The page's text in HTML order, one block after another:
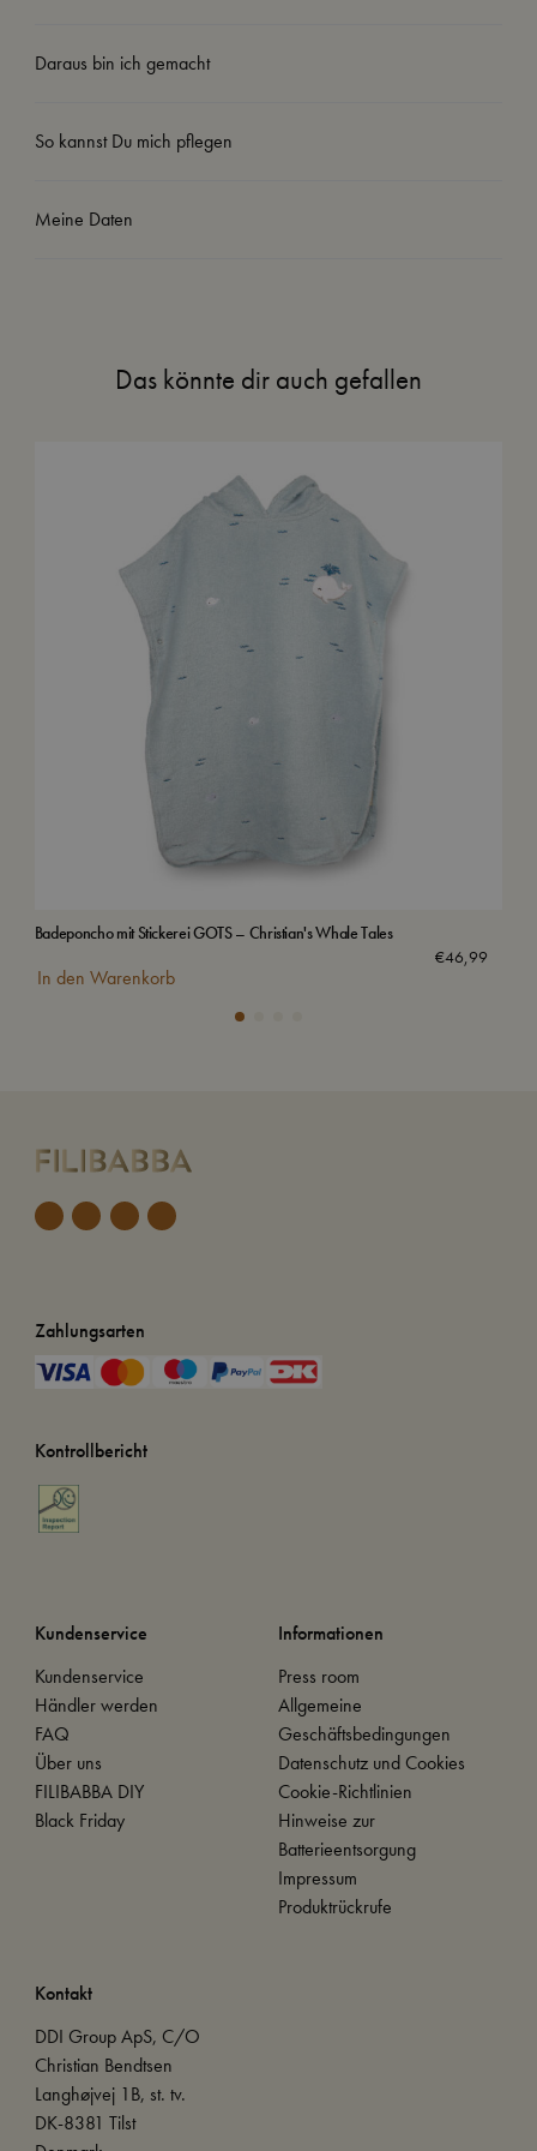
Daraus bin ich gemacht
So kannst Du mich pflegen
Meine Daten
Das könnte dir auch gefallen
Badeponcho mit Stickerei GOTS – Christian's Whale Tales
€46,99
In den Warenkorb
Zahlungsarten
Kontrollbericht
Kundenservice
Kundenservice
Händler werden
FAQ
Über uns
FILIBABBA DIY
Black Friday
Informationen
Press room
Allgemeine
Geschäftsbedingungen
Datenschutz und Cookies
Cookie-Richtlinien
Hinweise zur
Batterieentsorgung
Impressum
Produktrückrufe
Kontakt
DDI Group ApS, C/O
Christian Bendtsen
Langhøjvej 1B, st. tv.
DK-8381 Tilst